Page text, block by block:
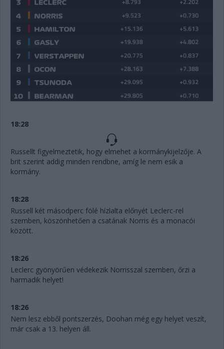
18:28
Russellt figyelmeztetik, hogy elmehet a kormánykijelzője. A
brit szerint addig minden rendbne, amíg le nem esik a
kormány.
18:28
Russell két másodperc fölé hízlalta előnyét Leclerc-rel
szemben, köszönhetően a csatának Norris és a monacói
között.
18:26
Leclerc gyönyörűen védekezik Norrisszal szemben, őrzi a
harmadik helyet!
18:26
Nem lesz ebből pontszerzés, Doohan még egy helyet veszít,
már csak a 13. helyen áll.